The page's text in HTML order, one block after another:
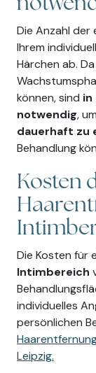
Die Anzahl
Ihrem
Härchen ab.
können, sind in
notwendig,
dauerhaft zu
Behandlung
Kosten
Die Kosten für
Intimbereich
individuelles
persönlichen
Haarentfernung
Leipzig.